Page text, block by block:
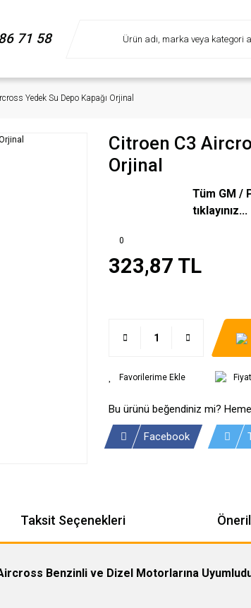
71 58
Yedek Su Depo Kapağı Orjinal
Citroen C3
Orjinal
Tüm GM /
tıklayınız...
0
323,87 TL
Bu ürünü beğendiniz mi?
Facebook
Taksit Seçenekleri
Benzinli ve Dizel Motorlarına